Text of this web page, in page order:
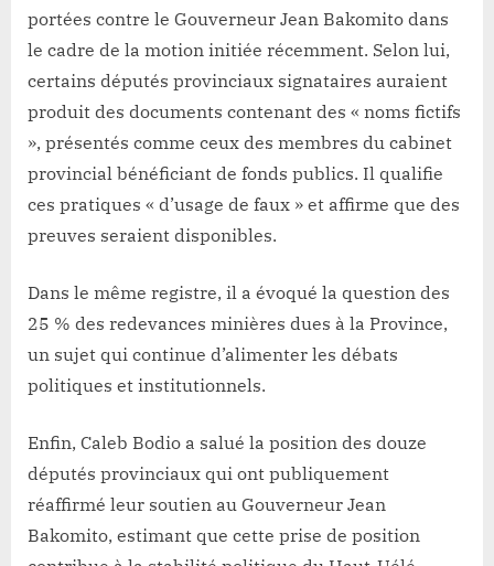
portées contre le Gouverneur Jean Bakomito dans
le cadre de la motion initiée récemment. Selon lui,
certains députés provinciaux signataires auraient
produit des documents contenant des « noms fictifs
», présentés comme ceux des membres du cabinet
provincial bénéficiant de fonds publics. Il qualifie
ces pratiques « d’usage de faux » et affirme que des
preuves seraient disponibles.
Dans le même registre, il a évoqué la question des
25 % des redevances minières dues à la Province,
un sujet qui continue d’alimenter les débats
politiques et institutionnels.
Enfin, Caleb Bodio a salué la position des douze
députés provinciaux qui ont publiquement
réaffirmé leur soutien au Gouverneur Jean
Bakomito, estimant que cette prise de position